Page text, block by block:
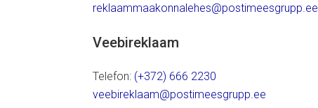
reklaammaakonnalehes@postimeesgrupp.ee
Veebireklaam
Telefon: (+372) 666 2230
veebireklaam@postimeesgrupp.ee